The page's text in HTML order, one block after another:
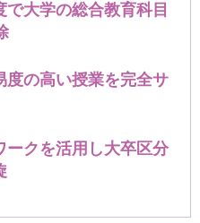
で大学の総合教育科目
度の高い授業を完全サ
ークを活用し大卒区分